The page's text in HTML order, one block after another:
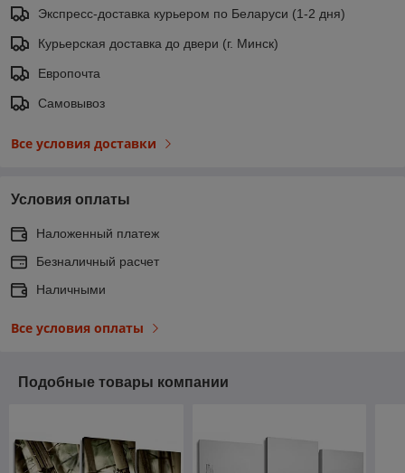
Экспресс-доставка курьером по Беларуси (1-2 дня)
Курьерская доставка до двери (г. Минск)
Европочта
Самовывоз
Все условия доставки
Условия оплаты
Наложенный платеж
Безналичный расчет
Наличными
Все условия оплаты
Подобные товары компании